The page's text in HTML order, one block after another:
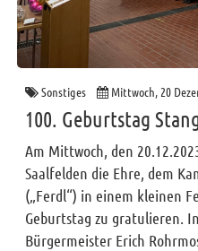
Sonstiges Mittwoch, 20
100. Geburtstag
Am Mittwoch, den
Saalfelden die Ehre, dem
(„Ferdl“) in einem kleinen
Geburtstag zu gratulieren.
Bürgermeister Erich